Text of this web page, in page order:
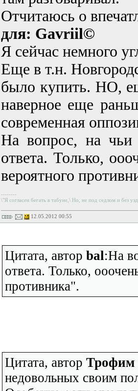
Отчитаюсь о
для: Gavriil©
Я сейчас немного
Еще в т.н.
было купить. НО,
наверное еще
современная
На вопрос, на
ответа. Только,
вероятного
--------
\"Я согласен бегать в табуне,\ Но, не под седлом и без
12.05.2012 00:55
Цитата, автор bal:На
ответа. Только,
противника".
Цитата, автор Трофим
недовольных своим